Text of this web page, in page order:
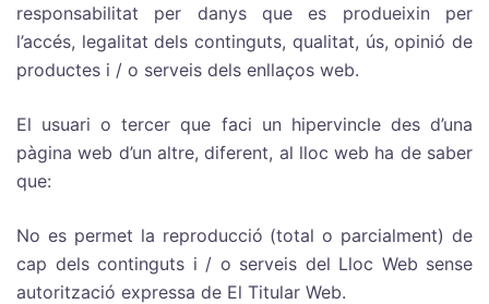
responsabilitat per danys que es produeixin per
l’accés, legalitat dels continguts, qualitat, ús, opinió de
productes i / o serveis dels enllaços web.
El usuari o tercer que faci un hipervincle des d’una
pàgina web d’un altre, diferent, al lloc web ha de saber
que:
No es permet la reproducció (total o parcialment) de
cap dels continguts i / o serveis del Lloc Web sense
autorització expressa de El Titular Web.